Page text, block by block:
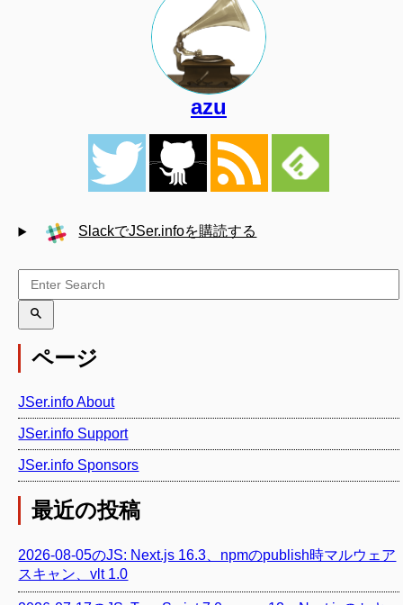
azu
SlackでJSer.infoを購読する
ページ
JSer.info About
JSer.info Support
JSer.info Sponsors
最近の投稿
2026-08-05のJS: Next.js 16.3、npmのpublish時マルウェア
スキャン、vlt 1.0